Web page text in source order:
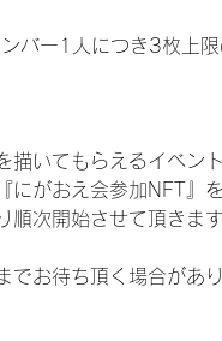
バー1人につき3枚上
描いてもらえるイベ
にがおえ会参加NFT』
順次開始させて頂きま
お待ち頂く場合があ